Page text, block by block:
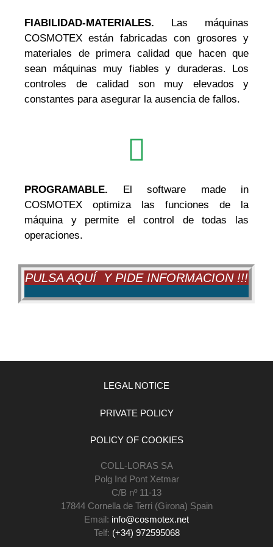
FIABILIDAD-MATERIALES. Las máquinas
COSMOTEX están fabricadas con grosores y
materiales de primera calidad que hacen que
sean máquinas muy fiables y duraderas. Los
controles de calidad son muy elevados y
constantes para asegurar la ausencia de fallos.
PROGRAMABLE. El software made in
COSMOTEX optimiza las funciones de la
máquina y permite el control de todas las
operaciones.
PULSA AQUÍ Y PIDE INFORMACION !!!
LEGAL NOTICE
PRIVATE POLICY
POLICY OF COOKIES
COLL-LORAS SA
Polg Ind Pont Xetmar
C/B nº 11-13
17844 Cornella de Terri (Girona) Spain
Email: info@cosmotex.net
Telf: (+34) 972595068